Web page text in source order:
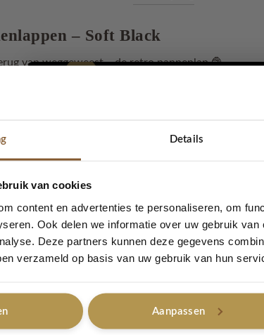
Details
van cookies
content en advertenties te personaliseren, om
Ook delen we informatie over uw gebruik
Deze partners kunnen deze gegevens
verzameld op basis van uw gebruik van hun
Aanpassen
– Soft Black
van weggeweest… de retro pannenlap 🧶
geven je keuken
& praktisch
gerecycled garen
±80% katoen & 20% andere vezels
Ja, graag!
Nee, bedankt